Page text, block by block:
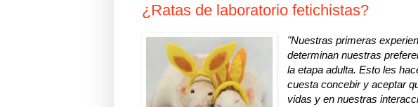
¿Ratas de laboratorio fetichistas?
"Nuestras primeras
determinan nuestras
la etapa adulta. Esto les
cuesta concebir y aceptar
vidas y en nuestras